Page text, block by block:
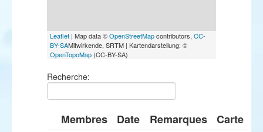
Leaflet | Map data ©OpenStreetMapcontributors, CC-
BY-SAMitwirkende, SRTM | Kartendarstellung: ©
OpenTopoMap (CC-BY-SA)
Recherche:
Membres Date Remarques
Carte